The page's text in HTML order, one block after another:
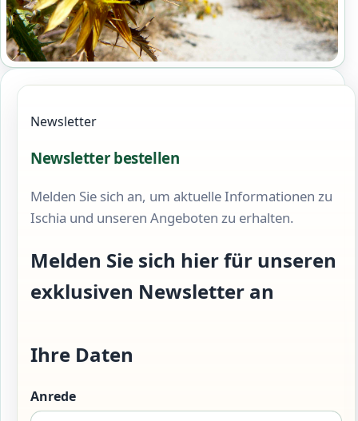
Newsletter
Newsletter bestellen
Melden Sie sich an, um aktuelle Informationen zu
Ischia und unseren Angeboten zu erhalten.
Melden Sie sich hier für unseren
exklusiven Newsletter an
Ihre Daten
Anrede